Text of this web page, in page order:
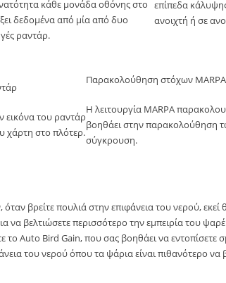
κάθε μονάδα οθόνης στο
δεδομένα από μία από δυο
ραντάρ.
επίπεδα
ανοιχτή ή σε
εικόνα του ραντάρ
χάρτη στο πλότερ.
Παρακολούθηση στόχων MARPA
Η λειτουργία MARPA
βοηθάει στην παρακολούθηση
σύγκρουση.
βρείτε πουλιά στην επιφάνεια του νερού, εκεί
να βελτιώσετε περισσότερο την εμπειρία του
το Auto Bird Gain, που σας βοηθάει να εντοπίσετε
του νερού όπου τα ψάρια είναι πιθανότερο να